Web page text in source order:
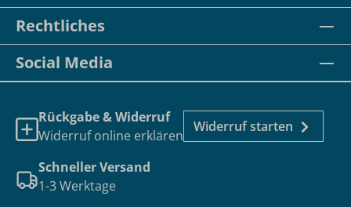
Rechtliches
Social Media
Rückgabe & Widerruf
Widerruf online erklären
Widerruf starten
Schneller Versand
1-3 Werktage